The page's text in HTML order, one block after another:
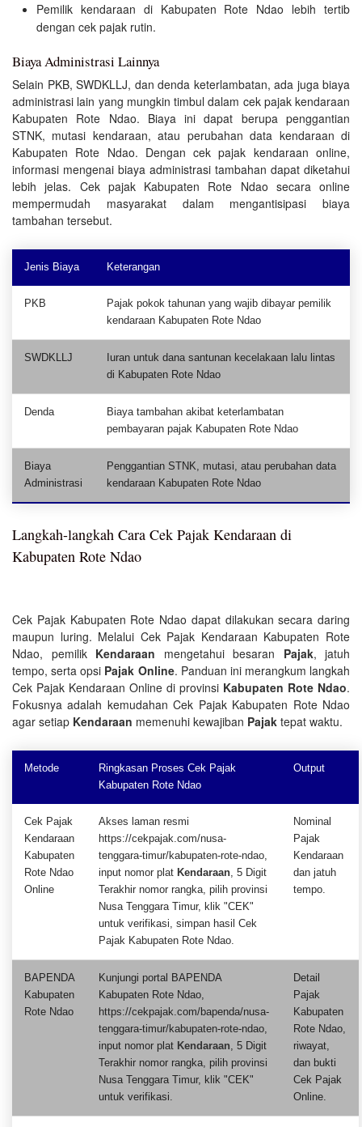
Pemilik kendaraan di Kabupaten Rote Ndao lebih tertib
dengan cek pajak rutin.
Biaya Administrasi Lainnya
Selain PKB, SWDKLLJ, dan denda keterlambatan, ada juga biaya
administrasi lain yang mungkin timbul dalam cek pajak kendaraan
Kabupaten Rote Ndao. Biaya ini dapat berupa penggantian
STNK, mutasi kendaraan, atau perubahan data kendaraan di
Kabupaten Rote Ndao. Dengan cek pajak kendaraan online,
informasi mengenai biaya administrasi tambahan dapat diketahui
lebih jelas. Cek pajak Kabupaten Rote Ndao secara online
mempermudah masyarakat dalam mengantisipasi biaya
tambahan tersebut.
Jenis Biaya Keterangan
PKB
Pajak pokok tahunan yang wajib dibayar pemilik
kendaraan Kabupaten Rote Ndao
SWDKLLJ
Iuran untuk dana santunan kecelakaan lalu lintas
di Kabupaten Rote Ndao
Denda
Biaya tambahan akibat keterlambatan
pembayaran pajak Kabupaten Rote Ndao
Biaya
Administrasi
Penggantian STNK, mutasi, atau perubahan data
kendaraan Kabupaten Rote Ndao
Langkah-langkah Cara Cek Pajak Kendaraan di
Kabupaten Rote Ndao
Cek Pajak Kabupaten Rote Ndao dapat dilakukan secara daring
maupun luring. Melalui Cek Pajak Kendaraan Kabupaten Rote
Ndao, pemilik Kendaraan mengetahui besaran Pajak, jatuh
tempo, serta opsi Pajak Online. Panduan ini merangkum langkah
Cek Pajak Kendaraan Online di provinsi Kabupaten Rote Ndao.
Fokusnya adalah kemudahan Cek Pajak Kabupaten Rote Ndao
agar setiap Kendaraan memenuhi kewajiban Pajak tepat waktu.
Metode
Ringkasan Proses Cek Pajak
Kabupaten Rote Ndao
Output
Cek Pajak
Kendaraan
Kabupaten
Rote Ndao
Online
Akses laman resmi
https://cekpajak.com/nusa-
tenggara-timur/kabupaten-rote-ndao,
input nomor plat Kendaraan, 5 Digit
Terakhir nomor rangka, pilih provinsi
Nusa Tenggara Timur, klik "CEK"
untuk verifikasi, simpan hasil Cek
Pajak Kabupaten Rote Ndao.
Nominal
Pajak
Kendaraan
dan jatuh
tempo.
BAPENDA
Kabupaten
Rote Ndao
Kunjungi portal BAPENDA
Kabupaten Rote Ndao,
https://cekpajak.com/bapenda/nusa-
tenggara-timur/kabupaten-rote-ndao,
input nomor plat Kendaraan, 5 Digit
Terakhir nomor rangka, pilih provinsi
Nusa Tenggara Timur, klik "CEK"
untuk verifikasi.
Detail
Pajak
Kabupaten
Rote Ndao,
riwayat,
dan bukti
Cek Pajak
Online.